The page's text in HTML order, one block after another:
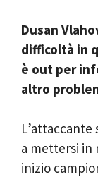
Dusan
difficoltà in
è out per
altro
a mettersi in
inizio